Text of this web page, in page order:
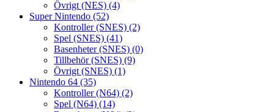
Övrigt (NES) (4)
Super Nintendo (52)
Kontroller (SNES) (2)
Spel (SNES) (41)
Basenheter (SNES) (0)
Tillbehör (SNES) (9)
Övrigt (SNES) (1)
Nintendo 64 (35)
Kontroller (N64) (2)
Spel (N64) (14)